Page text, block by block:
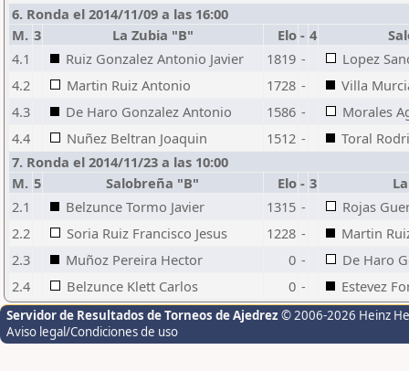
6. Ronda el 2014/11/09 a las 16:00
M. 3 La Zubia "B" Elo - 4
4.1
Ruiz Gonzalez Antonio Javier 1819 -
Lopez
4.2
Martin Ruiz Antonio 1728 -
Villa
4.3
De Haro Gonzalez Antonio 1586 -
Morales
4.4
Nuñez Beltran Joaquin 1512 -
Toral
7. Ronda el 2014/11/23 a las 10:00
M. 5 Salobreña "B" Elo - 3
2.1
Belzunce Tormo Javier 1315 -
Rojas
2.2
Soria Ruiz Francisco Jesus 1228 -
Martin
2.3
Muñoz Pereira Hector 0 -
De Haro
2.4
Belzunce Klett Carlos 0 - Estevez
Servidor de Resultados de Torneos de Ajedrez © 2006-2026 Heinz
Aviso legal/Condiciones de uso